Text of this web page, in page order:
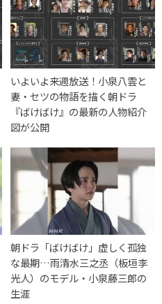
いよいよ来週放送！小泉八雲と
妻・セツの物語を描く朝ドラ
『ばけばけ』の最新の人物紹介
図が公開
朝ドラ「ばけばけ」虚しく孤独
な最期…雨清水三之丞（板垣李
光人）のモデル・小泉藤三郎の
生涯